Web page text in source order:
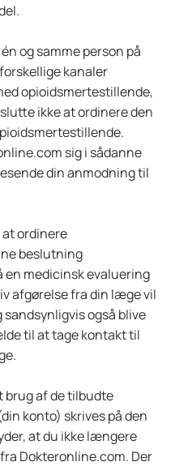
og samme person på
kanaler
opioidsmertestillende,
ikke at ordinere den
sig i sådanne
din anmodning til
ordinere
beslutning
medicinsk evaluering
afgørelse fra din læge vil
også blive
til at tage kontakt til
brug af de tilbudte
konto) skrives på den
at du ikke længere
Dokteronline.com. Der